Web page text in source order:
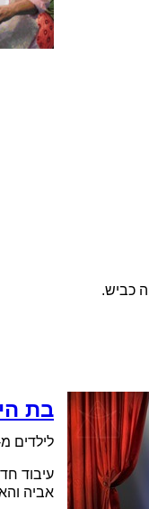
כביש.
בת
לילדים מ-
עיבוד
אביה